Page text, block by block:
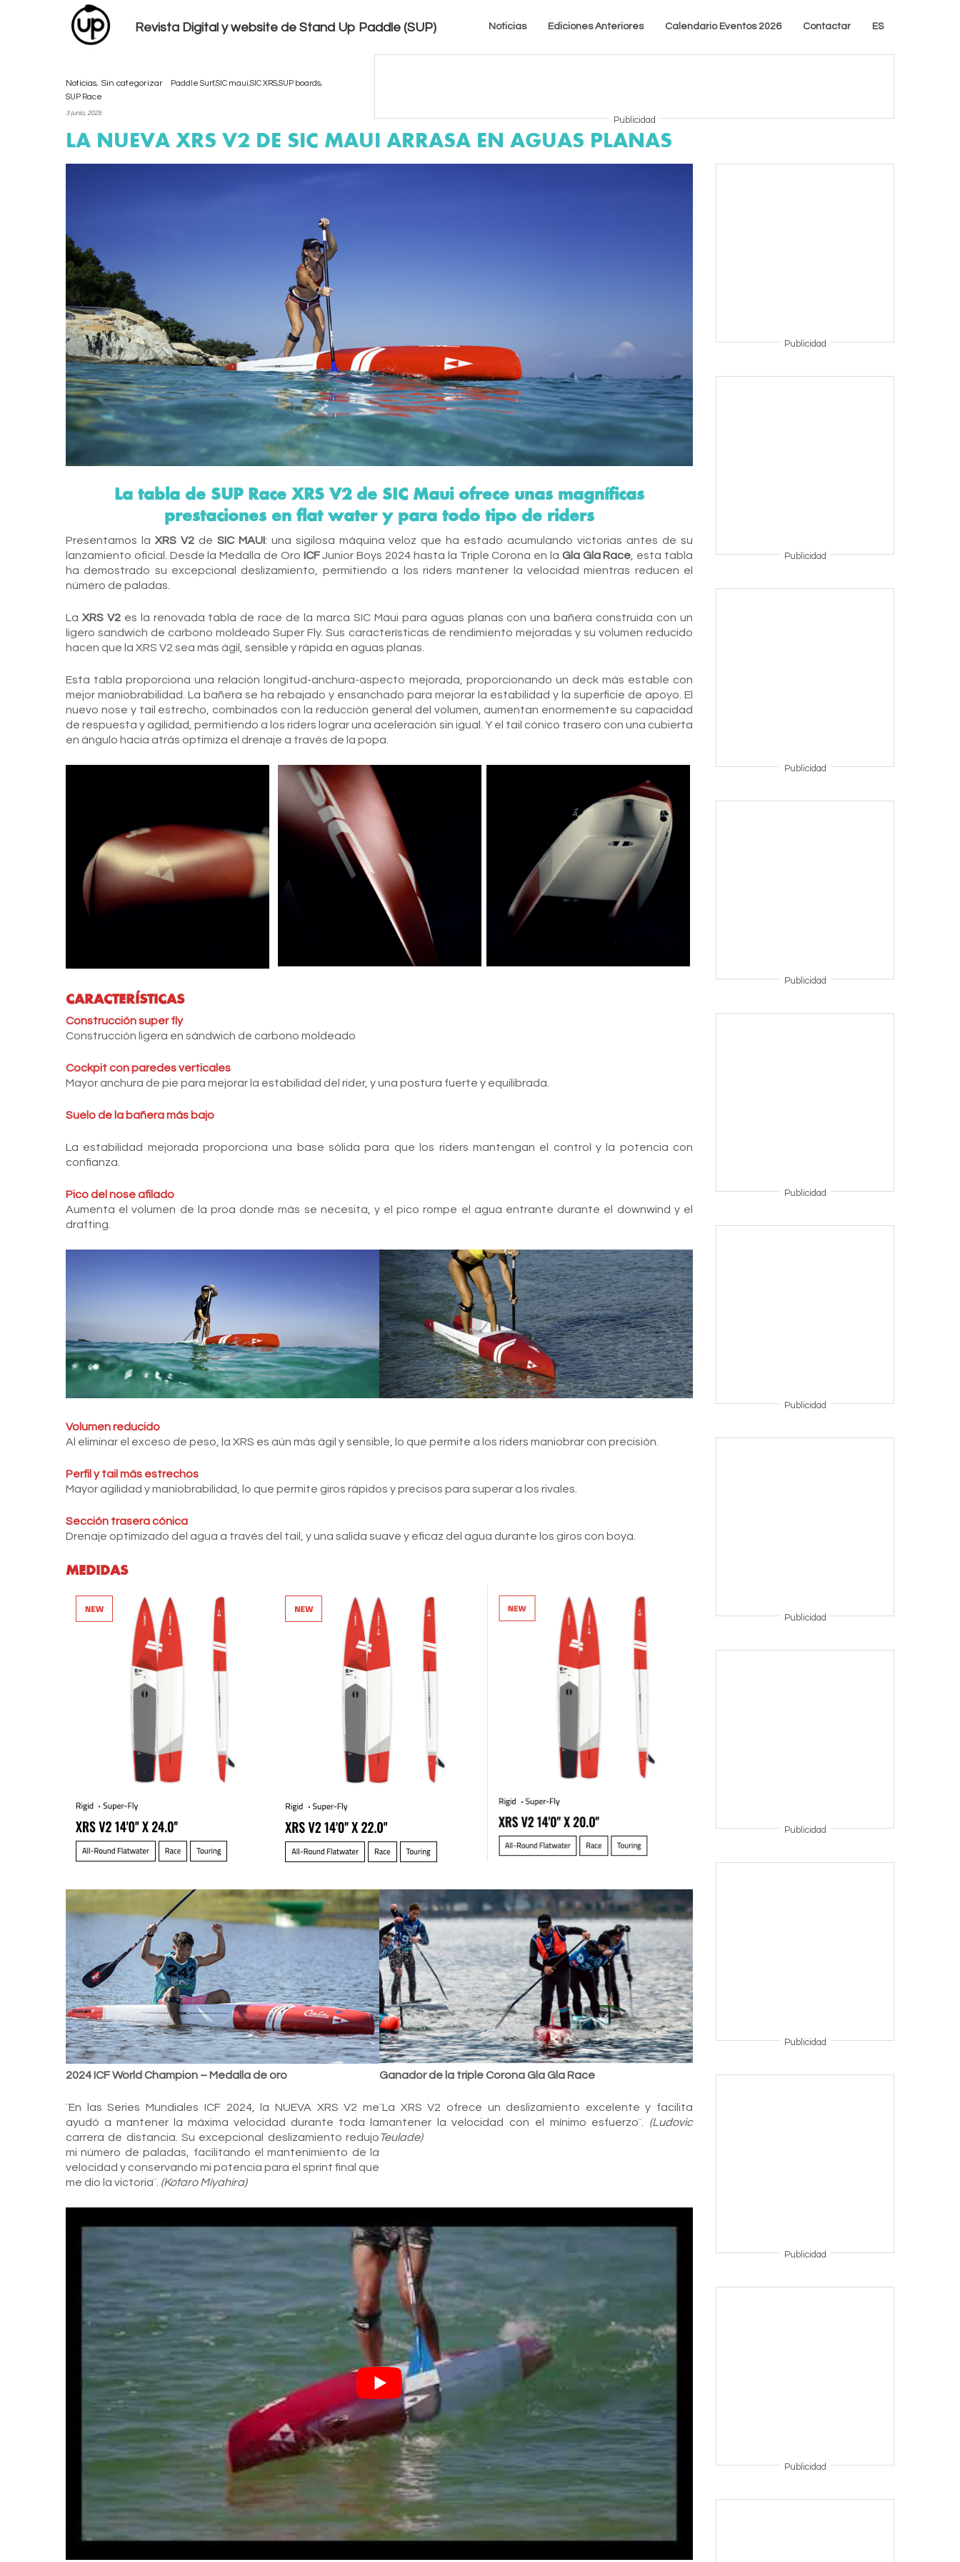
Revista Digital y website de Stand Up Paddle (SUP) Noticias Ediciones Anteriores Calendario Eventos 2026 Contactar ES
Publicidad
Noticias, Sin categorizar Paddle Surf,SIC maui,SIC XRS,SUP boards,
SUP Race
3 junio, 2025
LA NUEVA XRS V2 DE SIC MAUI ARRASA EN AGUAS PLANAS
La tabla de SUP Race XRS V2 de SIC Maui ofrece unas magníficas
prestaciones en flat water y para todo tipo de riders
Presentamos la XRS V2de SIC MAUI: una sigilosa máquina veloz que ha estado acumulando victorias antes de su
lanzamiento oficial. Desde la Medalla de Oro ICFJunior Boys 2024 hasta la Triple Corona en la Gla Gla Race , esta tabla
ha demostrado su excepcional deslizamiento, permitiendo a los riders mantener la velocidad mientras reducen el
número de paladas.
La XRS V2es la renovada tabla de race de la marca SIC Maui para aguas planas con una bañera construida con un
ligero sandwich de carbono moldeado Super Fly. Sus características de rendimiento mejoradas y su volumen reducido
hacen que la XRS V2 sea más ágil, sensible y rápida en aguas planas.
Esta tabla proporciona una relación longitud-anchura-aspecto mejorada, proporcionando un deck más estable con
mejor maniobrabilidad. La bañera se ha rebajado y ensanchado para mejorar la estabilidad y la superficie de apoyo. El
nuevo nose y tail estrecho, combinados con la reducción general del volumen, aumentan enormemente su capacidad
de respuesta y agilidad, permitiendo a los riders lograr una aceleración sin igual. Y el tail cónico trasero con una cubierta
en ángulo hacia atrás optimiza el drenaje a través de la popa.
CARACTERÍSTICAS
Construcción super fly
Construcción ligera en sándwich de carbono moldeado
Cockpit con paredes verticales
Mayor anchura de pie para mejorar la estabilidad del rider, y una postura fuerte y equilibrada.
Suelo de la bañera más bajo
La estabilidad mejorada proporciona una base sólida para que los riders mantengan el control y la potencia con
confianza.
Pico del nose afilado
Aumenta el volumen de la proa donde más se necesita, y el pico rompe el agua entrante durante el downwind y el
drafting.
Volumen reducido
Al eliminar el exceso de peso, la XRS es aún más ágil y sensible, lo que permite a los riders maniobrar con precisión.
Perfil y tail más estrechos
Mayor agilidad y maniobrabilidad, lo que permite giros rápidos y precisos para superar a los rivales.
Sección trasera cónica
Drenaje optimizado del agua a través del tail, y una salida suave y eficaz del agua durante los giros con boya.
MEDIDAS
2024 ICF World Champion – Medalla de oro
¨En las Series Mundiales ICF 2024, la NUEVA XRS V2 me
ayudó a mantener la máxima velocidad durante toda la
carrera de distancia. Su excepcional deslizamiento redujo
mi número de paladas, facilitando el mantenimiento de la
velocidad y conservando mi potencia para el sprint final que
me dio la victoria¨. (Kotaro Miyahira)
Ganador de la triple Corona Gla Gla Race
¨La XRS V2 ofrece un deslizamiento excelente y facilita
mantener la velocidad con el mínimo esfuerzo¨. (Ludovic
Teulade)
Publicidad
Publicidad
Publicidad
Publicidad
Publicidad
Publicidad
Publicidad
Publicidad
Publicidad
Publicidad
Publicidad